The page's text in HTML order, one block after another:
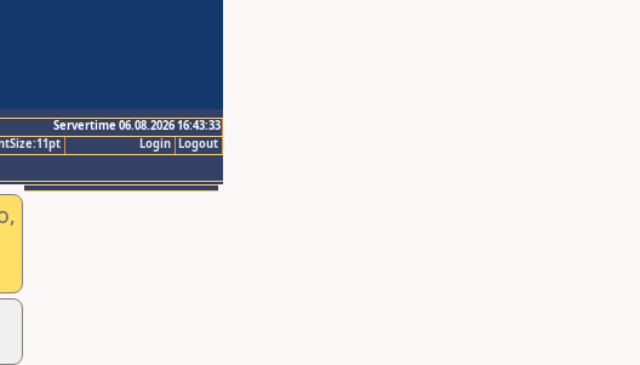
Servertime 06.08.2026 16:43:33
Logout
Login